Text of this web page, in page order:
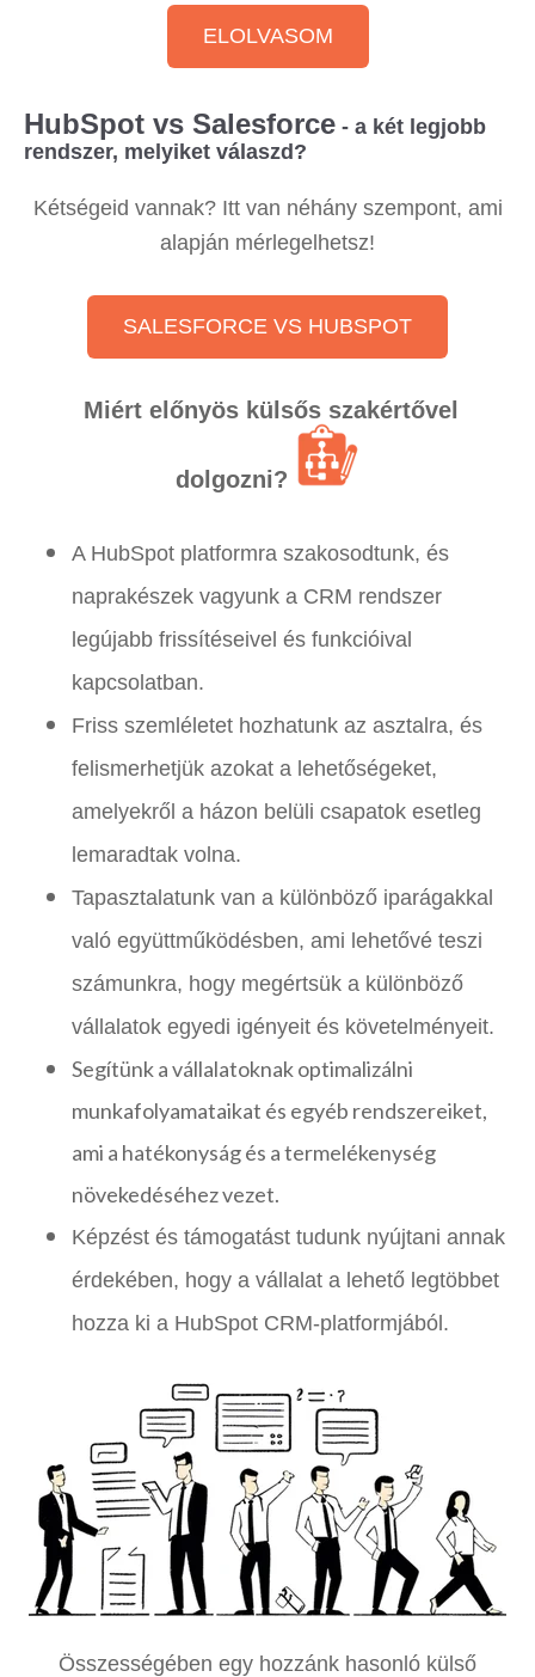
ELOLVASOM
HubSpot vs Salesforce - a két legjobb
rendszer, melyiket válaszd?
Kétségeid vannak? Itt van néhány szempont, ami
alapján mérlegelhetsz!
SALESFORCE VS HUBSPOT
Miért előnyös külsős szakértővel
dolgozni?
A HubSpot platformra szakosodtunk, és
naprakészek vagyunk a CRM rendszer
legújabb frissítéseivel és funkcióival
kapcsolatban.
Friss szemléletet hozhatunk az asztalra, és
felismerhetjük azokat a lehetőségeket,
amelyekről a házon belüli csapatok esetleg
lemaradtak volna.
Tapasztalatunk van a különböző iparágakkal
való együttműködésben, ami lehetővé teszi
számunkra, hogy megértsük a különböző
vállalatok egyedi igényeit és követelményeit.
Segítünk a vállalatoknak optimalizálni
munkafolyamataikat és egyéb rendszereiket,
ami a hatékonyság és a termelékenység
növekedéséhez vezet.
Képzést és támogatást tudunk nyújtani annak
érdekében, hogy a vállalat a lehető legtöbbet
hozza ki a HubSpot CRM-platformjából.
Összességében egy hozzánk hasonló külső